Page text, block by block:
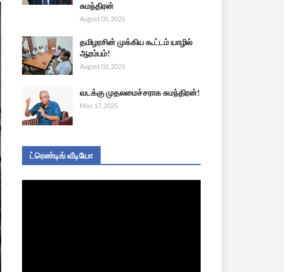
சுமந்திரன்
August 05, 2025
தமிழரசின் முக்கிய கூட்டம் யாழில்
ஆரம்பம்!
August 02, 2025
வடக்கு முதலமைச்சராக சுமந்திரன்!
May 17, 2025
ட்ரெண்டிங் வீடியோ